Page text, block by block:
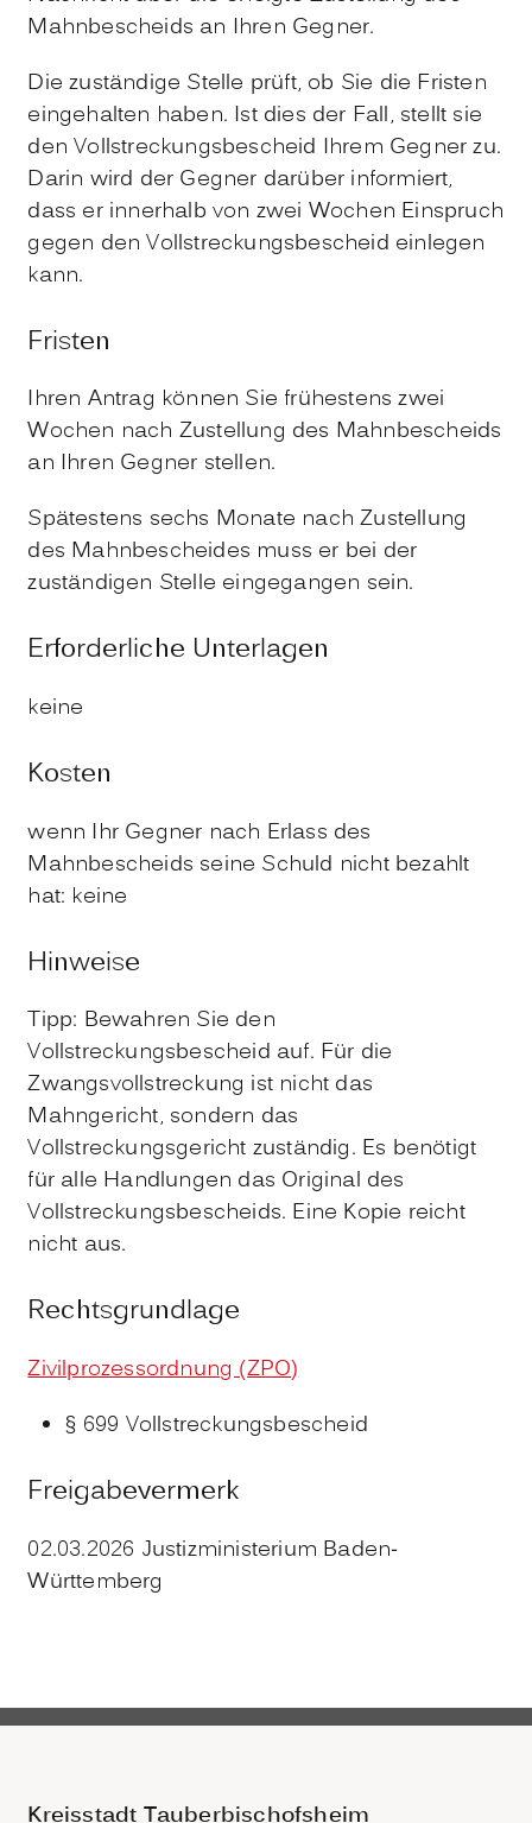
Mahnbescheids an Ihren Gegner.
Die zuständige Stelle prüft, ob Sie die Fristen
eingehalten haben. Ist dies der Fall, stellt sie
den Vollstreckungsbescheid Ihrem Gegner zu.
Darin wird der Gegner darüber informiert,
dass er innerhalb von zwei Wochen Einspruch
gegen den Vollstreckungsbescheid einlegen
kann.
Fristen
Ihren Antrag können Sie frühestens zwei
Wochen nach Zustellung des Mahnbescheids
an Ihren Gegner stellen.
Spätestens sechs Monate nach Zustellung
des Mahnbescheides muss er bei der
zuständigen Stelle eingegangen sein.
Erforderliche Unterlagen
keine
Kosten
wenn Ihr Gegner nach Erlass des
Mahnbescheids seine Schuld nicht bezahlt
hat: keine
Hinweise
Tipp: Bewahren Sie den
Vollstreckungsbescheid auf. Für die
Zwangsvollstreckung ist nicht das
Mahngericht, sondern das
Vollstreckungsgericht zuständig. Es benötigt
für alle Handlungen das Original des
Vollstreckungsbescheids. Eine Kopie reicht
nicht aus.
Rechtsgrundlage
Zivilprozessordnung (ZPO)
§ 699 Vollstreckungsbescheid
Freigabevermerk
02.03.2026 Justizministerium Baden-
Württemberg
Kreisstadt Tauberbischofsheim